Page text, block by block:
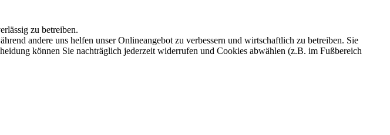
zu betreiben.
andere uns helfen unser Onlineangebot zu verbessern und wirtschaftlich zu betreiben. Sie
können Sie nachträglich jederzeit widerrufen und Cookies abwählen (z.B. im Fußbereich